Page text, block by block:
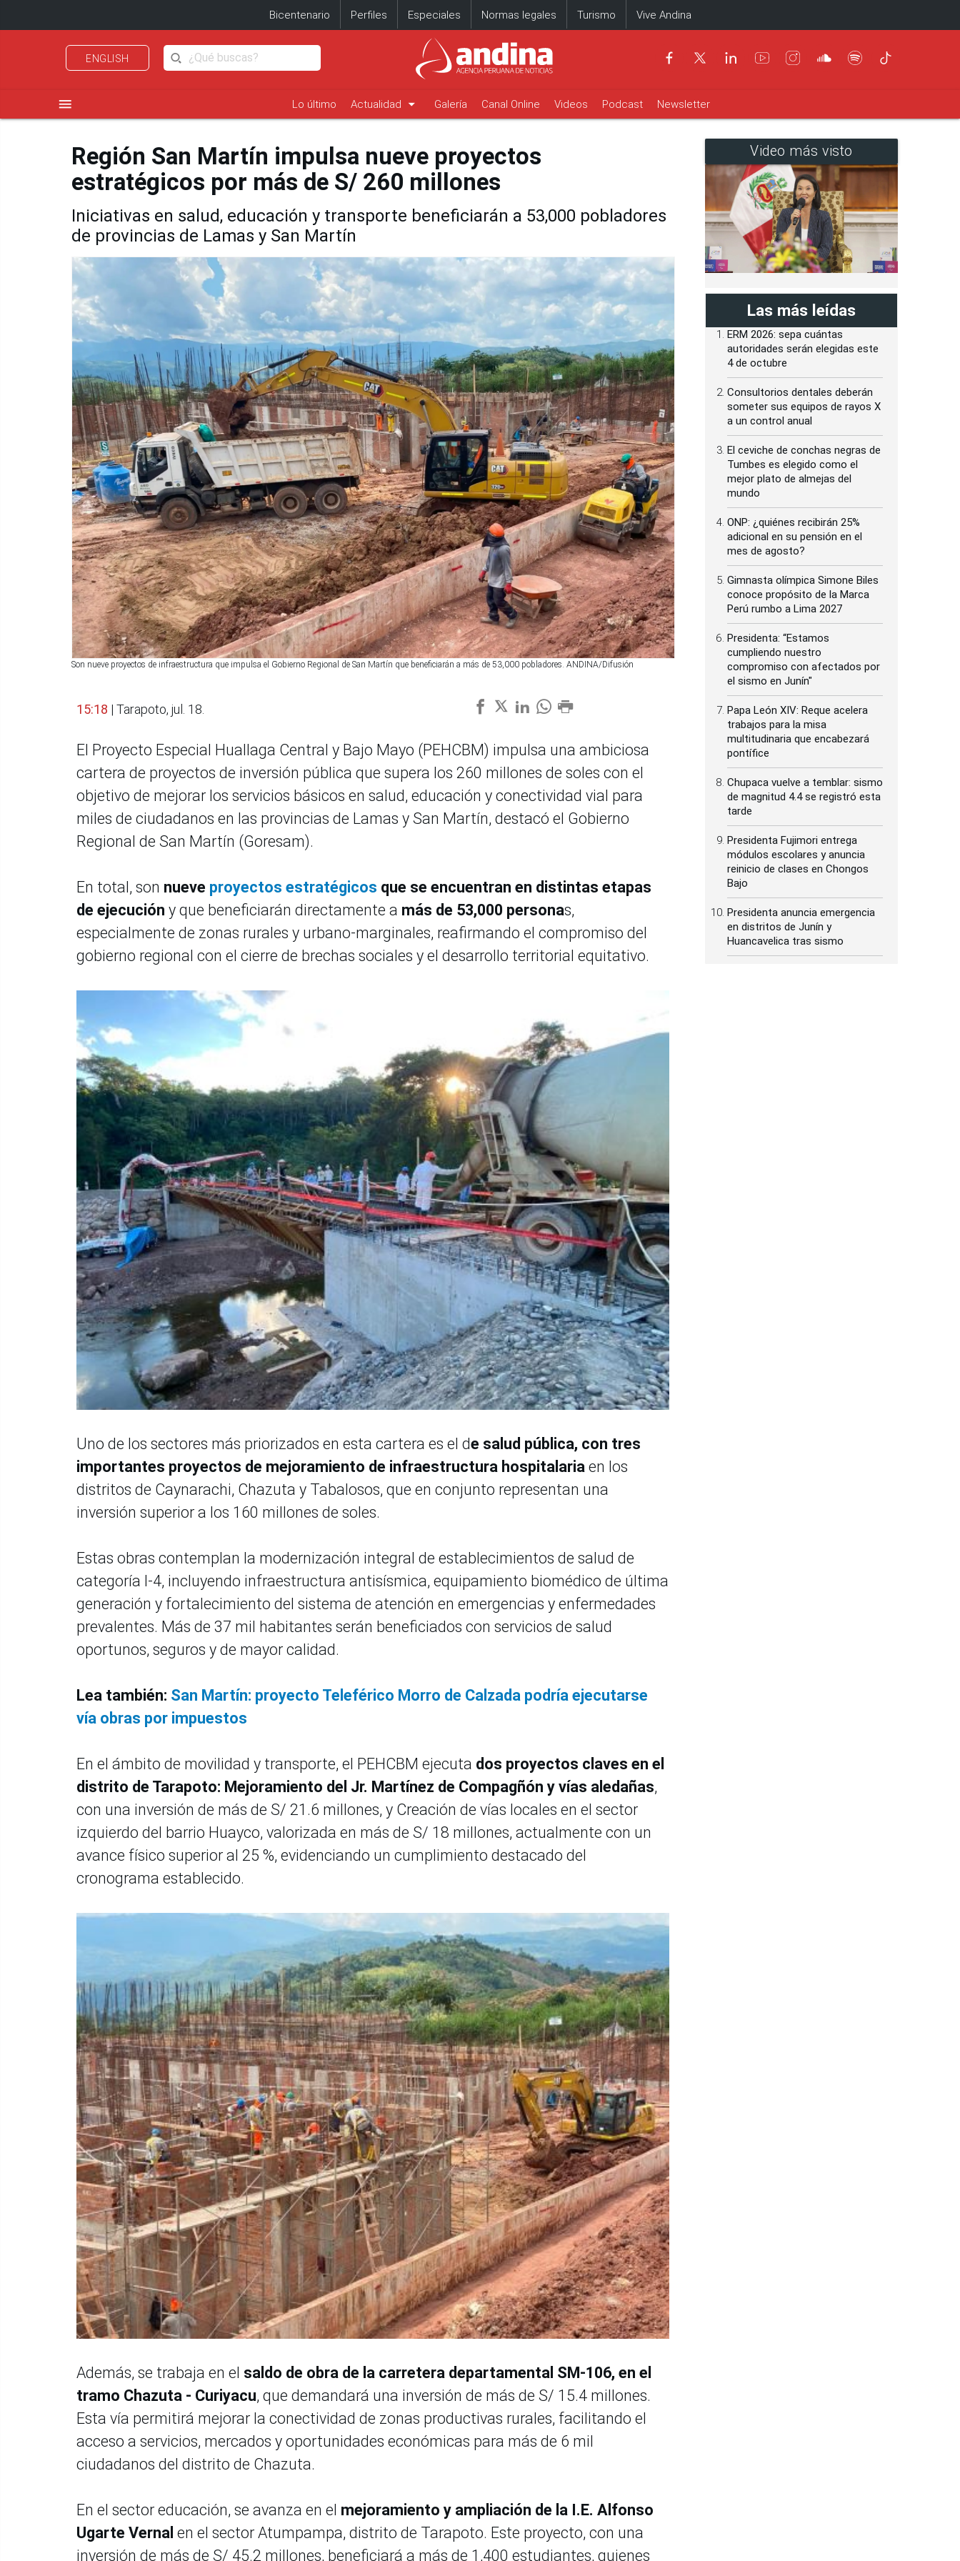
Bicentenario Perfiles Especiales Normas legales Turismo Vive Andina
ENGLISH
menu Lo último Actualidad arrow_drop_down Galería Canal Online Videos Podcast Newsletter
Región San Martín impulsa nueve proyectos
estratégicos por más de S/ 260 millones
Iniciativas en salud, educación y transporte beneficiarán a 53,000 pobladores
de provincias de Lamas y San Martín
Son nueve proyectos de infraestructura que impulsa el Gobierno Regional de San Martín que beneficiarán a más de 53,000 pobladores. ANDINA/Difusión
15:18 | Tarapoto, jul. 18.
El Proyecto Especial Huallaga Central y Bajo Mayo (PEHCBM) impulsa una ambiciosa
cartera de proyectos de inversión pública que supera los 260 millones de soles con el
objetivo de mejorar los servicios básicos en salud, educación y conectividad vial para
miles de ciudadanos en las provincias de Lamas y San Martín, destacó el Gobierno
Regional de San Martín (Goresam).
En total, son nueve proyectos estratégicos que se encuentran en distintas etapas
de ejecución y que beneficiarán directamente a más de 53,000 personas,
especialmente de zonas rurales y urbano-marginales, reafirmando el compromiso del
gobierno regional con el cierre de brechas sociales y el desarrollo territorial equitativo.
Uno de los sectores más priorizados en esta cartera es el de salud pública, con tres
importantes proyectos de mejoramiento de infraestructura hospitalaria en los
distritos de Caynarachi, Chazuta y Tabalosos, que en conjunto representan una
inversión superior a los 160 millones de soles.
Estas obras contemplan la modernización integral de establecimientos de salud de
categoría I-4, incluyendo infraestructura antisísmica, equipamiento biomédico de última
generación y fortalecimiento del sistema de atención en emergencias y enfermedades
prevalentes. Más de 37 mil habitantes serán beneficiados con servicios de salud
oportunos, seguros y de mayor calidad.
Lea también: San Martín: proyecto Teleférico Morro de Calzada podría ejecutarse
vía obras por impuestos
En el ámbito de movilidad y transporte, el PEHCBM ejecuta dos proyectos claves en el
distrito de Tarapoto: Mejoramiento del Jr. Martínez de Compagñón y vías aledañas,
con una inversión de más de S/ 21.6 millones, y Creación de vías locales en el sector
izquierdo del barrio Huayco, valorizada en más de S/ 18 millones, actualmente con un
avance físico superior al 25 %, evidenciando un cumplimiento destacado del
cronograma establecido.
Además, se trabaja en el saldo de obra de la carretera departamental SM-106, en el
tramo Chazuta - Curiyacu, que demandará una inversión de más de S/ 15.4 millones.
Esta vía permitirá mejorar la conectividad de zonas productivas rurales, facilitando el
acceso a servicios, mercados y oportunidades económicas para más de 6 mil
ciudadanos del distrito de Chazuta.
En el sector educación, se avanza en el mejoramiento y ampliación de la I.E. Alfonso
Ugarte Vernal en el sector Atumpampa, distrito de Tarapoto. Este proyecto, con una
inversión de más de S/ 45.2 millones, beneficiará a más de 1,400 estudiantes, quienes
Video más visto
Las más leídas
ERM 2026: sepa cuántas
autoridades serán elegidas este
4 de octubre
Consultorios dentales deberán
someter sus equipos de rayos X
a un control anual
El ceviche de conchas negras de
Tumbes es elegido como el
mejor plato de almejas del
mundo
ONP: ¿quiénes recibirán 25%
adicional en su pensión en el
mes de agosto?
Gimnasta olímpica Simone Biles
conoce propósito de la Marca
Perú rumbo a Lima 2027
Presidenta: “Estamos
cumpliendo nuestro
compromiso con afectados por
el sismo en Junín"
Papa León XIV: Reque acelera
trabajos para la misa
multitudinaria que encabezará
pontífice
Chupaca vuelve a temblar: sismo
de magnitud 4.4 se registró esta
tarde
Presidenta Fujimori entrega
módulos escolares y anuncia
reinicio de clases en Chongos
Bajo
Presidenta anuncia emergencia
en distritos de Junín y
Huancavelica tras sismo